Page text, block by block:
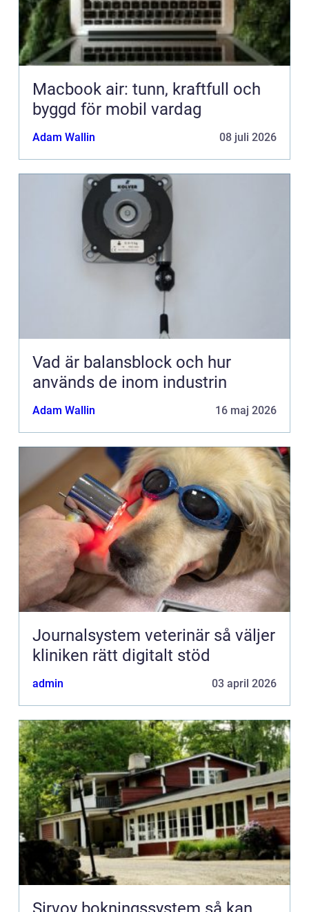
Macbook air: tunn, kraftfull och
byggd för mobil vardag
Adam Wallin 08 juli 2026
Vad är balansblock och hur
används de inom industrin
Adam Wallin 16 maj 2026
Journalsystem veterinär så väljer
kliniken rätt digitalt stöd
admin 03 april 2026